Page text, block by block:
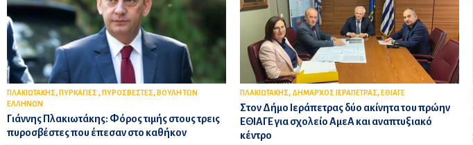
ΠΛΑΚΙΩΤΑΚΗΣ, ΠΥΡΚΑΓΙΕΣ , ΠΥΡΟΣΒΕΣΤΕΣ, ΒΟΥΛΗ ΤΩΝ
ΕΛΛΗΝΩΝ
Γιάννης Πλακιωτάκης: Φόρος τιμής στους τρεις
πυροσβέστες που έπεσαν στο καθήκον
ΠΛΑΚΙΩΤΑΚΗΣ, ΔΗΜΑΡΧΟΣ ΙΕΡΑΠΕΤΡΑΣ, ΕΘΙΑΓΕ
Στον Δήμο Ιεράπετρας δύο ακίνητα του πρώην
ΕΘΙΑΓΕ για σχολείο ΑμεΑ και αναπτυξιακό
κέντρο